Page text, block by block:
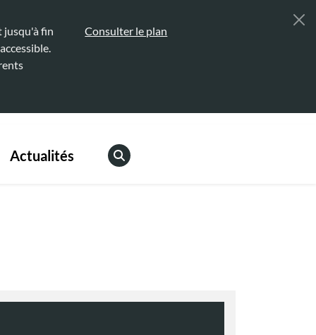
jusqu'à fin
Consulter le plan
Actualités